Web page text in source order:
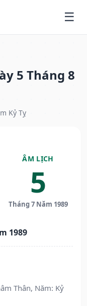
5 Tháng 8
Kỷ Tỵ
ÂM LỊCH
5
Tháng 7 Năm 1989
1989
Thân, Năm: Kỷ